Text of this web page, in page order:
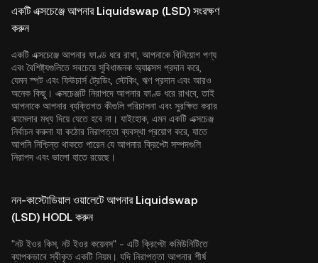
একটি এক্সচেঞ্জে আপনার Liquidswap (LSD) সংরক্ষণ
করুন
একটি এক্সচেঞ্জে আপনার ফাণ্ড ধরে রাখা, আপনাকে বিনিয়োগ পণ্য
এবং বৈশিষ্ট্যগুলিতে সবচেয়ে সুবিধাজনক অ্যাক্সেস প্রদান করে,
যেমন স্পট এবং ফিউচার্স ট্রেডিং, স্টেকিং, ঋণ প্রদান এবং আরও
অনেক কিছু। এক্সচেঞ্জটি নিরাপদে আপনার ফাণ্ড ধরে রাখবে, তাই
আপনাকে আপনার ব্যক্তিগত কীগুলি পরিচালনা এবং সুরক্ষিত করার
ঝামেলার মধ্য দিয়ে যেতে হবে না। যাইহোক, এমন একটি এক্সচেঞ্জ
নির্বাচন করুনা যা কঠোর নিরাপত্তা ব্যবস্থা প্রয়োগ করে, যাতে
আপনি নিশ্চিন্ত থাকতে পারেন যে আপনার ক্রিপ্টো সম্পদগুলি
নিরাপদ এবং ভালো হাতে রয়েছে।
নন-কাস্টোডিয়াল ওয়ালেটে আপনার Liquidswap
(LSD) HODL করুন
"নট ইওর কিস, নট ইওর কয়েনস" - এটি ক্রিপ্টো কমিউনিটিতে
ব্যাপকভাবে স্বীকৃত একটি নিয়ম। যদি নিরাপত্তা আপনার শীর্ষ